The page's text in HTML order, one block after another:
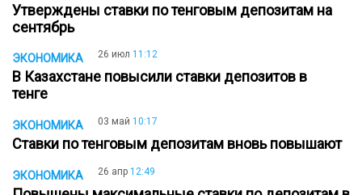
Утверждены ставки по тенговым депозитам на
сентябрь
ЭКОНОМИКА 26 июл 11:12
В Казахстане повысили ставки депозитов в
тенге
ЭКОНОМИКА 03 май 10:17
Ставки по тенговым депозитам вновь повышают
ЭКОНОМИКА 26 апр 12:49